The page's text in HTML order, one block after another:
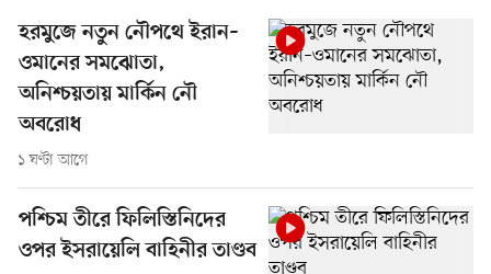
হরমুজে নতুন নৌপথে ইরান–
ওমানের সমঝোতা,
অনিশ্চয়তায় মার্কিন নৌ
অবরোধ
১ ঘণ্টা আগে
পশ্চিম তীরে ফিলিস্তিনিদের
ওপর ইসরায়েলি বাহিনীর তাণ্ডব